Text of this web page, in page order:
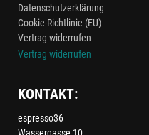
Datenschutzerklärung
Cookie-Richtlinie (EU)
Vertrag widerrufen
Vertrag widerrufen
KONTAKT:
espresso36